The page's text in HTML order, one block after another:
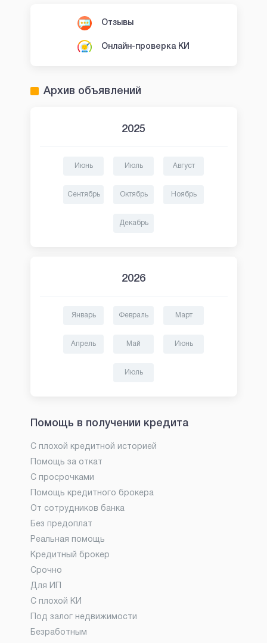
Отзывы
Онлайн-проверка КИ
Архив объявлений
2025
Июнь Июль Август
Сентябрь Октябрь Ноябрь
Декабрь
2026
Январь Февраль Март
Апрель Май Июнь
Июль
Помощь в получении кредита
С плохой кредитной историей
Помощь за откат
С просрочками
Помощь кредитного брокера
От сотрудников банка
Без предоплат
Реальная помощь
Кредитный брокер
Срочно
Для ИП
С плохой КИ
Под залог недвижимости
Безработным